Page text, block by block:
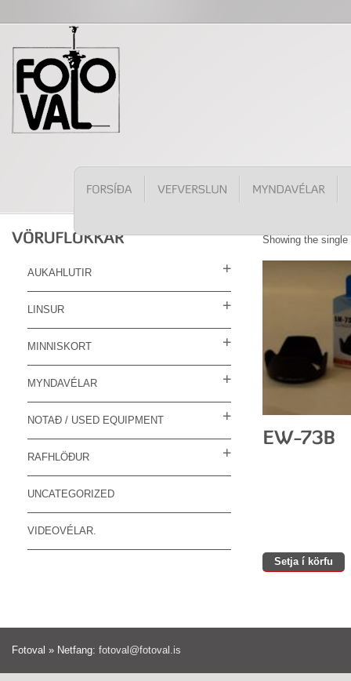
Showing the single
Setja í körfu
AUKAHLUTIR
LINSUR
MINNISKORT
MYNDAVÉLAR
NOTAÐ / USED EQUIPMENT
RAFHLÖÐUR
UNCATEGORIZED
VIDEOVÉLAR.
Fotoval » Netfang: fotoval@fotoval.is